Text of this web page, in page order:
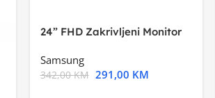
24” FHD Zakrivljeni Monitor
Samsung
342,00KM 291,00 KM